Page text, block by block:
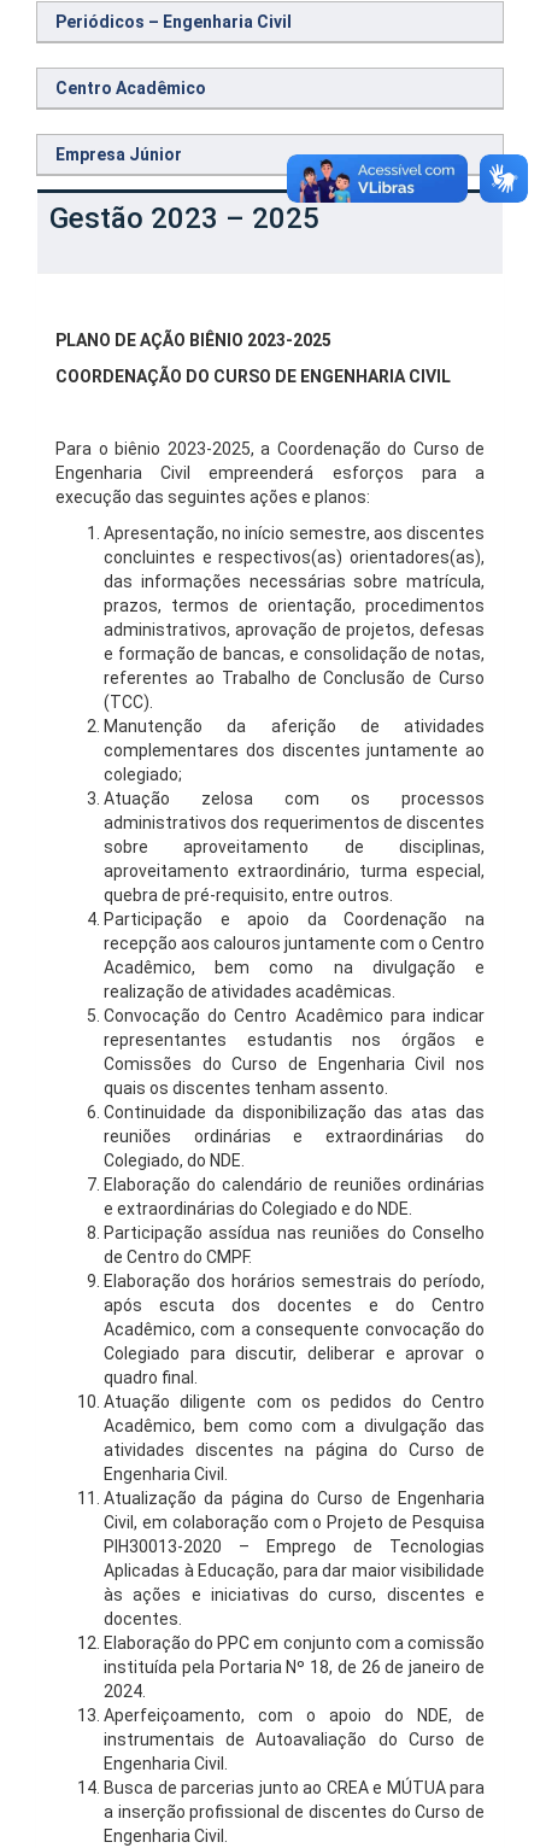
Periódicos – Engenharia Civil
Centro Acadêmico
Empresa Júnior
Gestão 2023 – 2025
PLANO DE AÇÃO BIÊNIO 2023-2025
COORDENAÇÃO DO CURSO DE ENGENHARIA CIVIL
Para o biênio 2023-2025, a Coordenação do Curso de
Engenharia Civil empreenderá esforços para a
execução das seguintes ações e planos:
Apresentação, no início semestre, aos discentes
concluintes e respectivos(as) orientadores(as),
das informações necessárias sobre matrícula,
prazos, termos de orientação, procedimentos
administrativos, aprovação de projetos, defesas
e formação de bancas, e consolidação de notas,
referentes ao Trabalho de Conclusão de Curso
(TCC).
Manutenção da aferição de atividades
complementares dos discentes juntamente ao
colegiado;
Atuação zelosa com os processos
administrativos dos requerimentos de discentes
sobre aproveitamento de disciplinas,
aproveitamento extraordinário, turma especial,
quebra de pré-requisito, entre outros.
Participação e apoio da Coordenação na
recepção aos calouros juntamente com o Centro
Acadêmico, bem como na divulgação e
realização de atividades acadêmicas.
Convocação do Centro Acadêmico para indicar
representantes estudantis nos órgãos e
Comissões do Curso de Engenharia Civil nos
quais os discentes tenham assento.
Continuidade da disponibilização das atas das
reuniões ordinárias e extraordinárias do
Colegiado, do NDE.
Elaboração do calendário de reuniões ordinárias
e extraordinárias do Colegiado e do NDE.
Participação assídua nas reuniões do Conselho
de Centro do CMPF.
Elaboração dos horários semestrais do período,
após escuta dos docentes e do Centro
Acadêmico, com a consequente convocação do
Colegiado para discutir, deliberar e aprovar o
quadro final.
Atuação diligente com os pedidos do Centro
Acadêmico, bem como com a divulgação das
atividades discentes na página do Curso de
Engenharia Civil.
Atualização da página do Curso de Engenharia
Civil, em colaboração com o Projeto de Pesquisa
PIH30013-2020 – Emprego de Tecnologias
Aplicadas à Educação, para dar maior visibilidade
às ações e iniciativas do curso, discentes e
docentes.
Elaboração do PPC em conjunto com a comissão
instituída pela Portaria Nº 18, de 26 de janeiro de
2024.
Aperfeiçoamento, com o apoio do NDE, de
instrumentais de Autoavaliação do Curso de
Engenharia Civil.
Busca de parcerias junto ao CREA e MÚTUA para
a inserção profissional de discentes do Curso de
Engenharia Civil.